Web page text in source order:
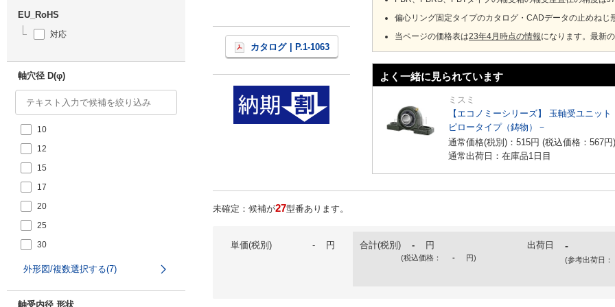
EU_RoHS
対応
軸穴径 D(φ)
10
12
15
17
20
25
30
外形図/複数選択する(7)
軸受内径 形状
カタログ | P.1-1063
偏心リング固定タイプのカタログ・CADデータの止めねじ
当ページの価格表は23年4月時点の情報になります。最新
よく一緒に見られています
ミスミ
【エコノミーシリーズ】 玉軸受ユニッ
ピロータイプ（鋳物）－
通常価格(税別)： 515円 (税込価格： 567円)
通常出荷日：在庫品1日目
未確定：候補が27型番あります。
単価(税別) - 円 合計(税別) - 円
(税込価格： - 円)
出荷日 -
(参考出荷日：